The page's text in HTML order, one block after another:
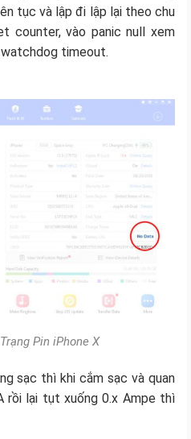
tục và lập đi lập lại theo chu
counter, vào panic null xem
timeout.
Pin iPhone X
sạc thì khi cắm sạc và quan
rồi lại tụt xuống 0.x Ampe thì